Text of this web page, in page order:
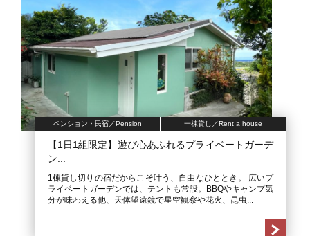
ペンション・民宿／Pension 一棟貸し／Rent a house
【1日1組限定】遊び心あふれるプライベートガーデ
ン...
1棟貸し切りの宿だからこそ叶う、自由なひととき。 広いプ
ライベートガーデンでは、テントも常設。BBQやキャンプ気
分が味わえる他、天体望遠鏡で星空観察や花火、昆虫...